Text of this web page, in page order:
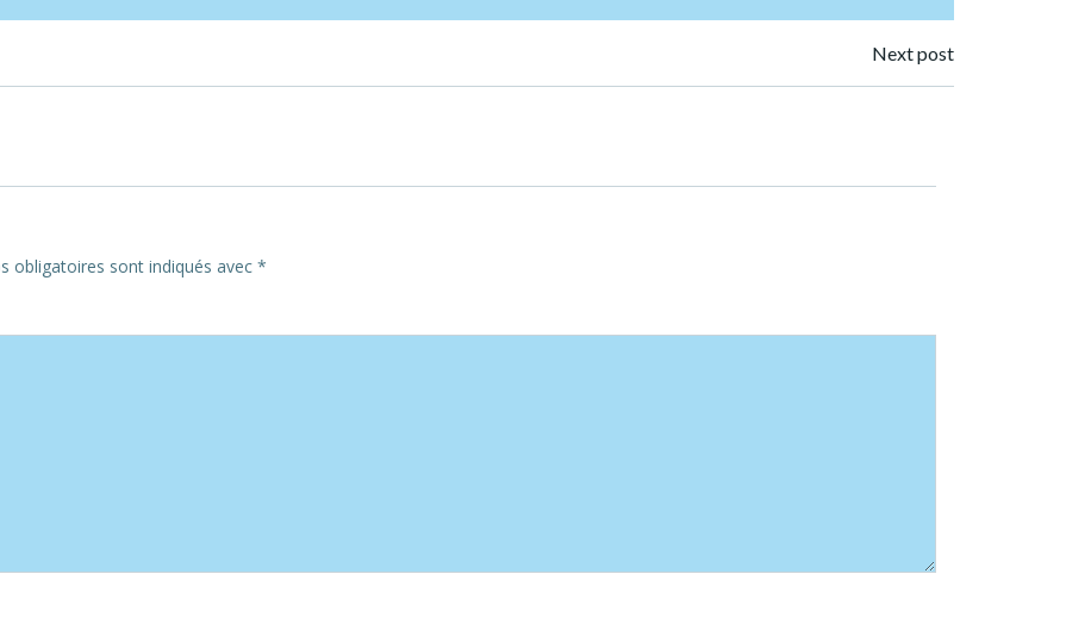
Next post
obligatoires sont indiqués avec *